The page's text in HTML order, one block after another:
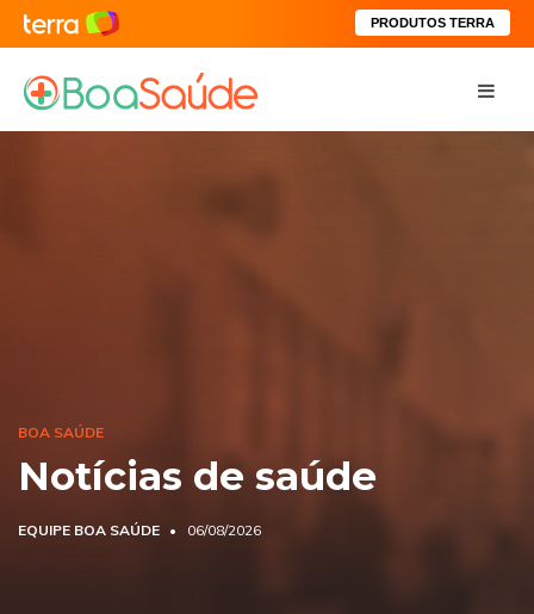
PRODUTOS TERRA
BOA SAÚDE
Notícias de saúde
EQUIPE BOA SAÚDE 06/08/2026